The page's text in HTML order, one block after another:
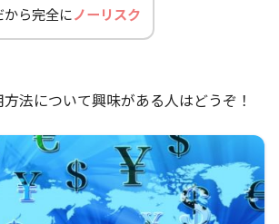
から完全にノーリスク
法について興味がある人はどうぞ！